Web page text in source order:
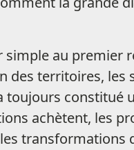
au premier
des territoires,
constitué
achètent, les
transformations